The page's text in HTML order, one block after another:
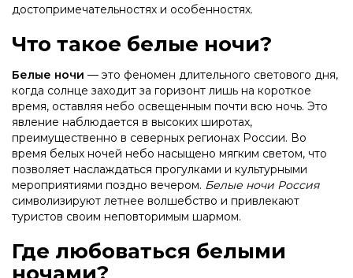
достопримечательностях и особенностях.
Что такое белые ночи?
Белые ночи — это феномен длительного светового дня,
когда солнце заходит за горизонт лишь на короткое
время, оставляя небо освещенным почти всю ночь. Это
явление наблюдается в высоких широтах,
преимущественно в северных регионах России. Во
время белых ночей небо насыщено мягким светом, что
позволяет наслаждаться прогулками и культурными
мероприятиями поздно вечером. Белые ночи Россия
символизируют летнее волшебство и привлекают
туристов своим неповторимым шармом.
Где любоваться белыми